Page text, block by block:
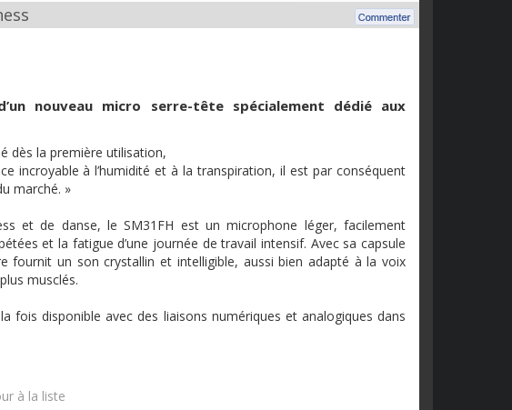
nouveau micro serre-tête spécialement dédié aux
dès la première utilisation,
incroyable à l’humidité et à la transpiration, il est par conséquent
marché. »
et de danse, le SM31FH est un microphone léger, facilement
et la fatigue d’une journée de travail intensif. Avec sa capsule
fournit un son crystallin et intelligible, aussi bien adapté à la voix
musclés.
fois disponible avec des liaisons numériques et analogiques dans
à la liste